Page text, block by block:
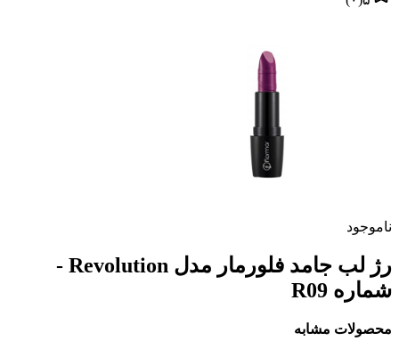
ناموجود
رژ لب جامد فلورمار مدل Revolution -
شماره R09
محصولات مشابه